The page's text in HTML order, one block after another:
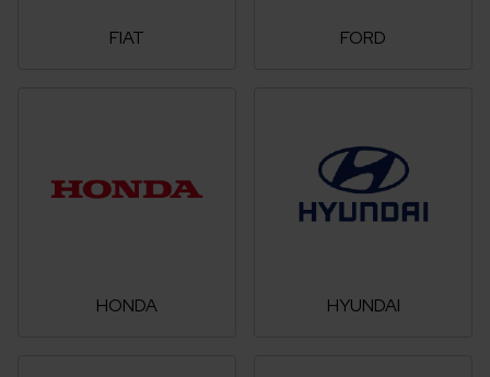
FIAT FORD
HONDA HYUNDAI